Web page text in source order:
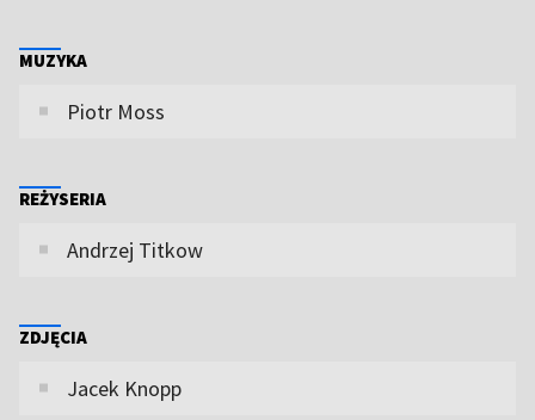
MUZYKA
Piotr Moss
REŻYSERIA
Andrzej Titkow
ZDJĘCIA
Jacek Knopp